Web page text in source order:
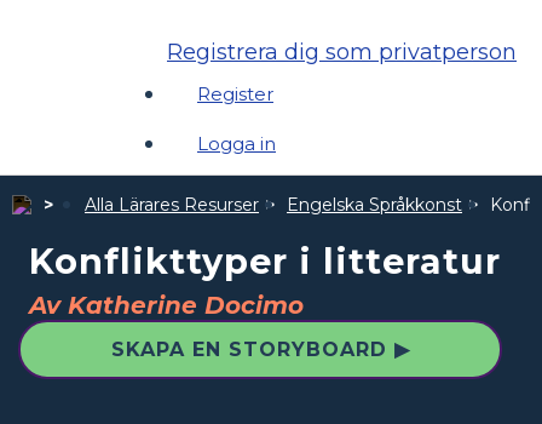
Registrera dig som privatperson
Register
Logga in
Alla Lärares Resurser Engelska Språkkonst
Konflikttyper i litteratur
Av Katherine Docimo
SKAPA EN STORYBOARD ▶